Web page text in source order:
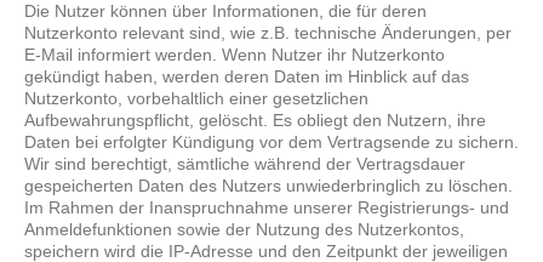
Die Nutzer können über Informationen, die für deren
Nutzerkonto relevant sind, wie z.B. technische Änderungen, per
E-Mail informiert werden. Wenn Nutzer ihr Nutzerkonto
gekündigt haben, werden deren Daten im Hinblick auf das
Nutzerkonto, vorbehaltlich einer gesetzlichen
Aufbewahrungspflicht, gelöscht. Es obliegt den Nutzern, ihre
Daten bei erfolgter Kündigung vor dem Vertragsende zu sichern.
Wir sind berechtigt, sämtliche während der Vertragsdauer
gespeicherten Daten des Nutzers unwiederbringlich zu löschen.
Im Rahmen der Inanspruchnahme unserer Registrierungs- und
Anmeldefunktionen sowie der Nutzung des Nutzerkontos,
speichern wird die IP-Adresse und den Zeitpunkt der jeweiligen